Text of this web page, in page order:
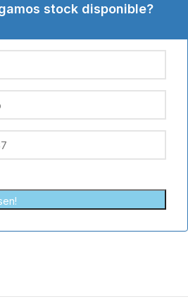
stock disponible?